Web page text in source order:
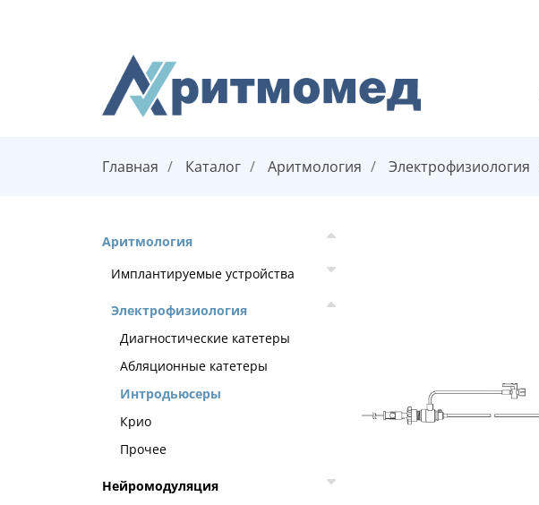
Главная Каталог Аритмология Электрофизиология
Аритмология
Имплантируемые устройства
Электрофизиология
Диагностические катетеры
Абляционные катетеры
Интродьюсеры
Крио
Прочее
Нейромодуляция